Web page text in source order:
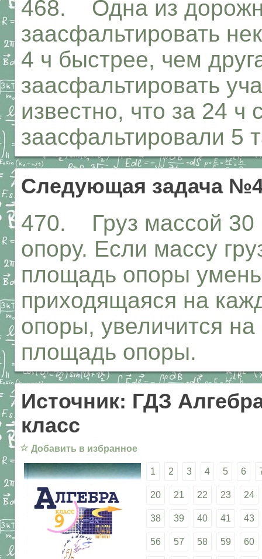
468. Одна из
заасфальтировать
4 ч быстрее, чем
заасфальтировать
известно, что за 24
заасфальтировали 5
Следующая задача
470. Груз массой 30
опору. Если массу
площадь опоры
приходящаяся на
опоры, увеличится на
площадь опоры.
Источник: ГДЗ
класс
☆ Добавить в избранное
1 2 3 4 5 6
20 21 22 23 24
38 39 40 41 43
56 57 58 59 60